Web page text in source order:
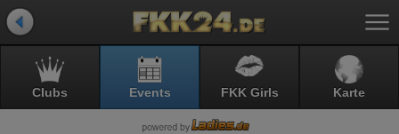
Clubs Events FKK Girls Karte